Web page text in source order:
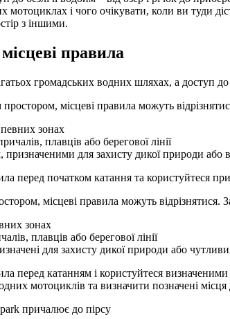
мотоциклах і чого очікувати, коли ви туди
з іншими.
правила
громадських водних шляхах, а доступ до
місцеві правила можуть
зонах
плавців або берегової лінії
для захисту дикої природи або
перед початком катання та користуйтеся
місцеві правила можуть відрізнятися.
зонах
плавців або берегової лінії
для захисту дикої природи або
перед катанням і користуйтеся
мотоциклів та визначити позначені